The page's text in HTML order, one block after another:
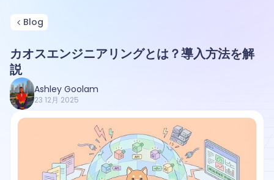
Blog
カオスエンジニアリングとは？導入方法を解
説
Ashley Goolam
23 12月 2025